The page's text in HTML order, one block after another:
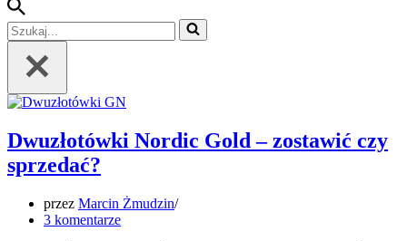
Szukaj...
Dwuzłotówki Nordic Gold – zostawić czy
sprzedać?
przez Marcin Żmudzin
3 komentarze